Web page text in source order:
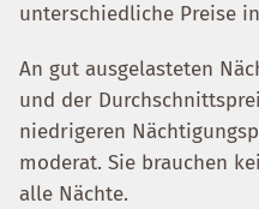
unterschiedliche Preise
An gut ausgelasteten
und der
niedrigeren
moderat. Sie brauchen
alle Nächte.